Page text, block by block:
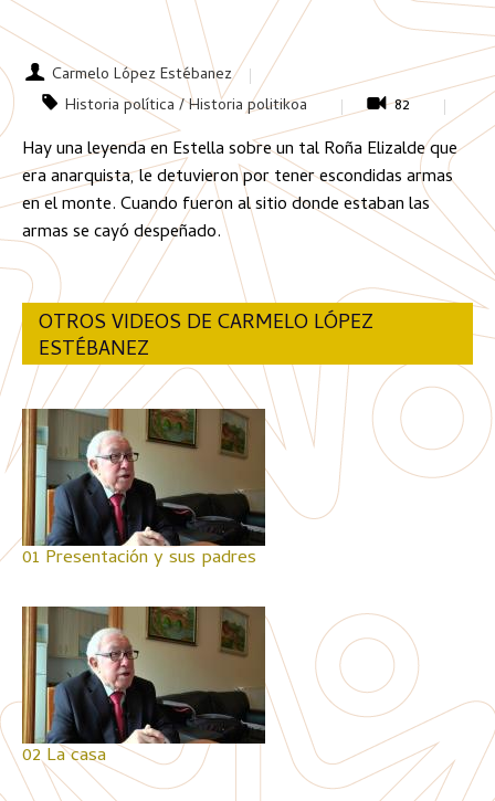
Carmelo López Estébanez
Historia política / Historia politikoa
82
Hay una leyenda en Estella sobre un tal Roña Elizalde que
era anarquista, le detuvieron por tener escondidas armas
en el monte. Cuando fueron al sitio donde estaban las
armas se cayó despeñado.
OTROS VIDEOS DE CARMELO LÓPEZ
ESTÉBANEZ
01 Presentación y sus padres
02 La casa